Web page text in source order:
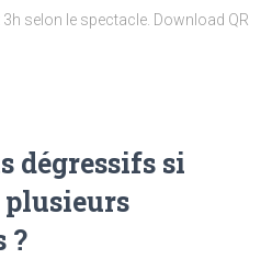
3h selon le spectacle. Download QR
dégressifs si
plusieurs
?